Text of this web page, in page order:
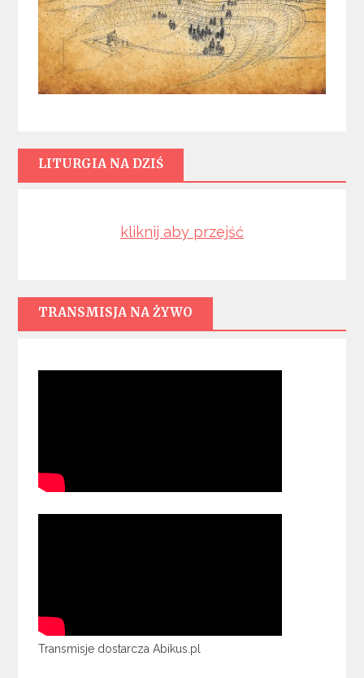
LITURGIA NA DZIŚ
kliknij aby przejść
TRANSMISJA NA ŻYWO
Transmisje dostarcza Abikus.pl